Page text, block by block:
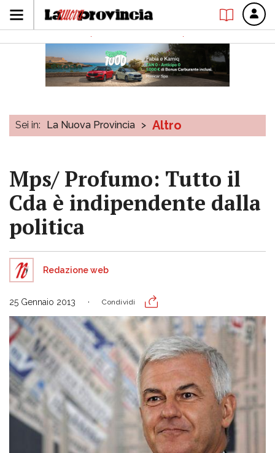
Sei in: La Nuova Provincia > Altro
Mps/ Profumo: Tutto il
Cda è indipendente dalla
politica
Redazione web
25 Gennaio 2013 Condividi